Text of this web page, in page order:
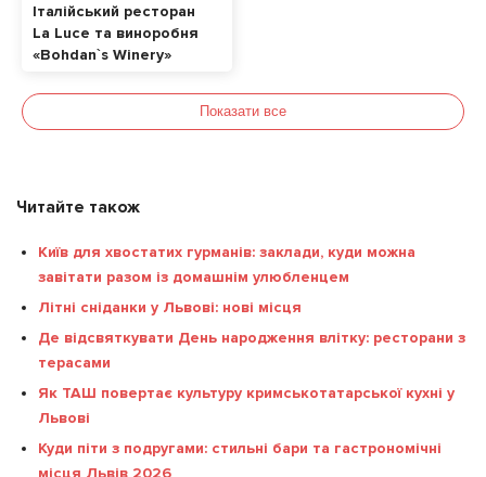
Італійський ресторан
La Luce та виноробня
«Bohdan`s Winery»
авторське Піно
Показати все
Читайте також
Київ для хвостатих гурманів: заклади, куди можна
завітати разом із домашнім улюбленцем
Літні сніданки у Львові: нові місця
Де відсвяткувати День народження влітку: ресторани з
терасами
Як ТАШ повертає культуру кримськотатарської кухні у
Львові
Куди піти з подругами: стильні бари та гастрономічні
місця Львів 2026